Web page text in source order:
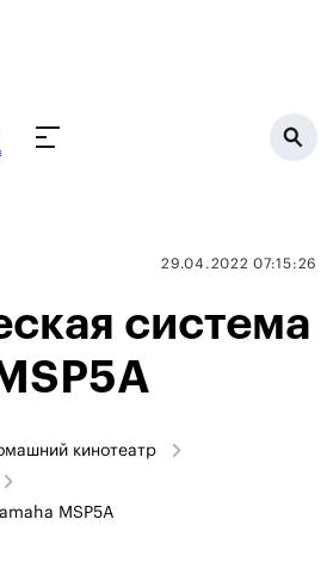
29.04.2022 07:15:26
система
кинотеатр
MSP5A